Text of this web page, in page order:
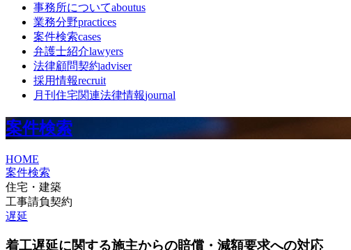
事務所についてaboutus
業務分野practices
案件検索cases
弁護士紹介lawyers
法律顧問契約adviser
採用情報recruit
月刊住宅関連法律情報journal
案件検索
HOME
案件検索
住宅・建築
工事請負契約
遅延
着工遅延に関する施主からの賠償・減額要求への対応